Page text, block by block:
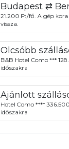
Budapest ⇄
21.200 Ft/fő. A gép kora
vissza.
Olcsóbb
B&B Hotel Como ***
időszakra
Ajánlott
Hotel Como ****
időszakra